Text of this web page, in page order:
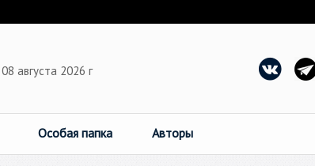
августа 2026 г
Особая папка Авторы